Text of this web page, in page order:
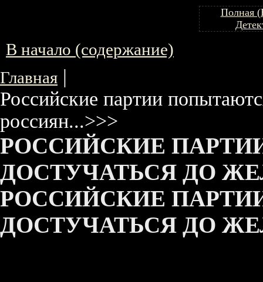
Полная
В начало (содержание)
Главная |
Российские партии
россиян...>>>
РОССИЙСКИЕ
ДОСТУЧАТЬСЯ ДО
РОССИЙСКИЕ
ДОСТУЧАТЬСЯ ДО